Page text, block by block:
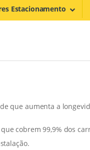
Estacionamento
que aumenta a
cobrem 99,9% dos